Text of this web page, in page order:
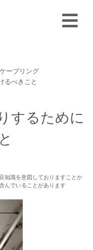
ーブリング
るべきこと
するために
知識を意図しておりますことか
んでいることがあります